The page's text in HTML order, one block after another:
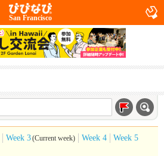
San Francisco
Week 3(Current week) Week 4
Week 5